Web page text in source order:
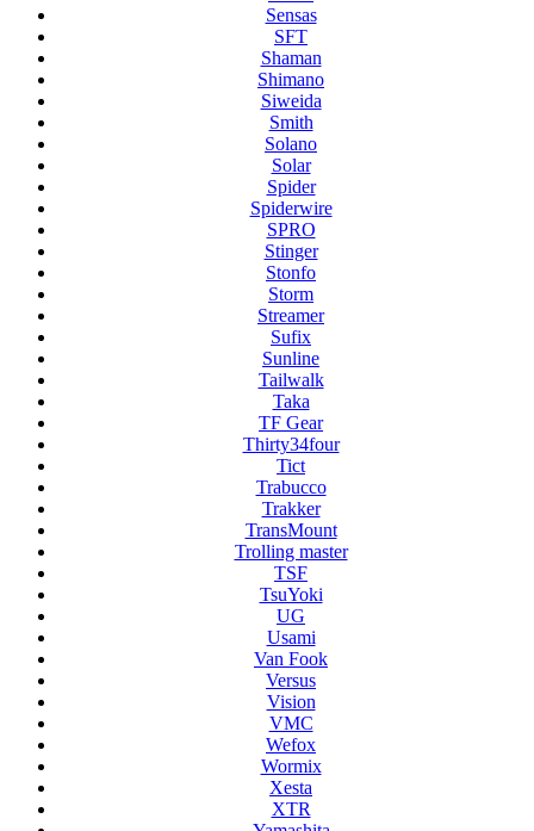
Sensas
SFT
Shaman
Shimano
Siweida
Smith
Solano
Solar
Spider
Spiderwire
SPRO
Stinger
Stonfo
Storm
Streamer
Sufix
Sunline
Tailwalk
Taka
TF Gear
Thirty34four
Tict
Trabucco
Trakker
TransMount
Trolling master
TSF
TsuYoki
UG
Usami
Van Fook
Versus
Vision
VMC
Wefox
Wormix
Xesta
XTR